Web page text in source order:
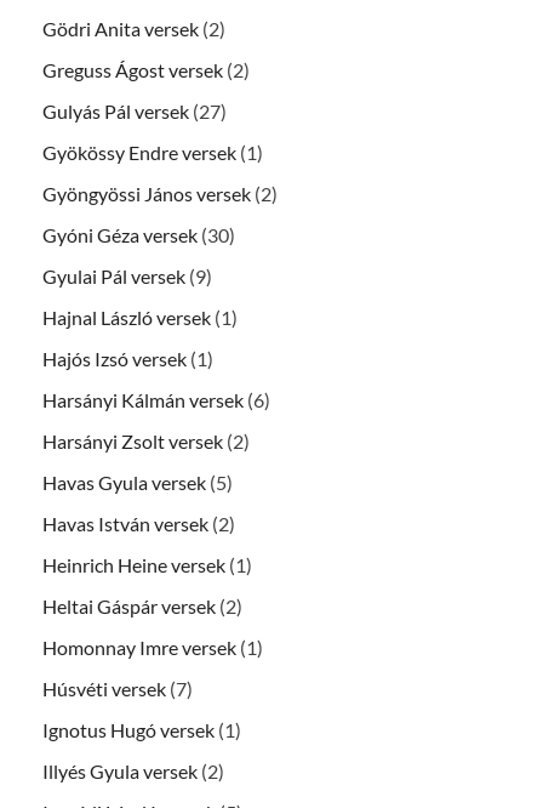
Gödri Anita versek (2)
Greguss Ágost versek (2)
Gulyás Pál versek (27)
Gyökössy Endre versek (1)
Gyöngyössi János versek (2)
Gyóni Géza versek (30)
Gyulai Pál versek (9)
Hajnal László versek (1)
Hajós Izsó versek (1)
Harsányi Kálmán versek (6)
Harsányi Zsolt versek (2)
Havas Gyula versek (5)
Havas István versek (2)
Heinrich Heine versek (1)
Heltai Gáspár versek (2)
Homonnay Imre versek (1)
Húsvéti versek (7)
Ignotus Hugó versek (1)
Illyés Gyula versek (2)